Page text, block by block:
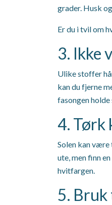
grader. Husk
Er du i tvil om
3. Ikke
Ulike stoffer
kan du fjerne
fasongen holde
4.
Solen kan
ute, men finn
hvitfargen.
5. Bruk